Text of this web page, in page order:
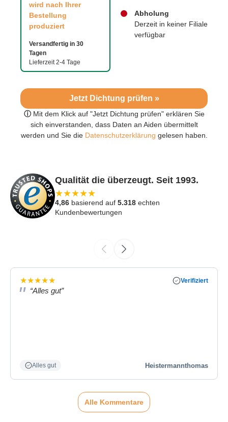
Jetzt Dichtung prüfen »
ⓘ Mit dem Klick auf "Jetzt Dichtung prüfen" erklären Sie
sich einverstanden, dass Daten an Aiden übermittelt
werden und Sie dieDatenschutzerklärung gelesen haben.
wird nach Ihrer
Bestellung
produziert
Versandfertig in 30
Tagen
Lieferzeit 2-4 Tage
Abholung
Derzeit in keiner Filiale
verfügbar
Qualität die überzeugt. Seit 1993.
★★★★★
4,86 basierend auf 5.318 echten
Kundenbewertungen
★★★★★ Verifiziert
“Alles gut”
Alles gut Heistermannthomas
Alle Kommentare